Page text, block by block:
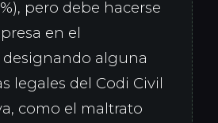
pero debe hacerse
en el
alguna
legales del Codi Civil
como el maltrato